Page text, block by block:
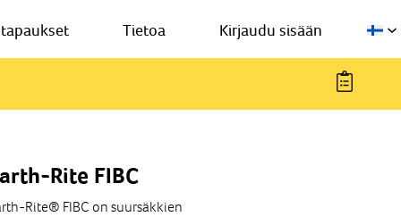
Tietoa Kirjaudu sisään
Rite FIBC
Rite® FIBC on suursäkkien